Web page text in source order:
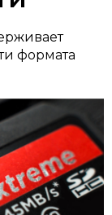
формата